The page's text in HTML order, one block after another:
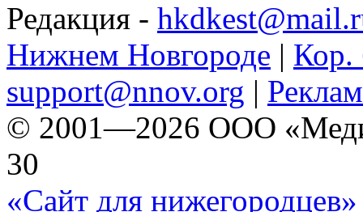
Редакция -
Нижнем Новгороде | Кор.
support@nnov.org |
© 2001—2026 ООО
30
«Сайт для нижегородцев»